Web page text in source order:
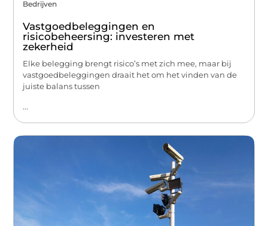
Bedrijven
Vastgoedbeleggingen en
risicobeheersing: investeren met
zekerheid
Elke belegging brengt risico’s met zich mee, maar bij
vastgoedbeleggingen draait het om het vinden van de
juiste balans tussen
...